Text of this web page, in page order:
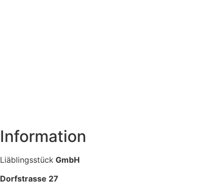
Information
Liäblingsstück GmbH
Dorfstrasse 27